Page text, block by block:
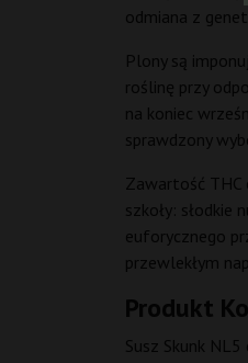
odmiana z
Plony są
roślinę przy
na koniec
sprawdzony
Zawartość THC
szkoły: słodkie
euforycznego
przewlekłym
Produkt
Susz Skunk